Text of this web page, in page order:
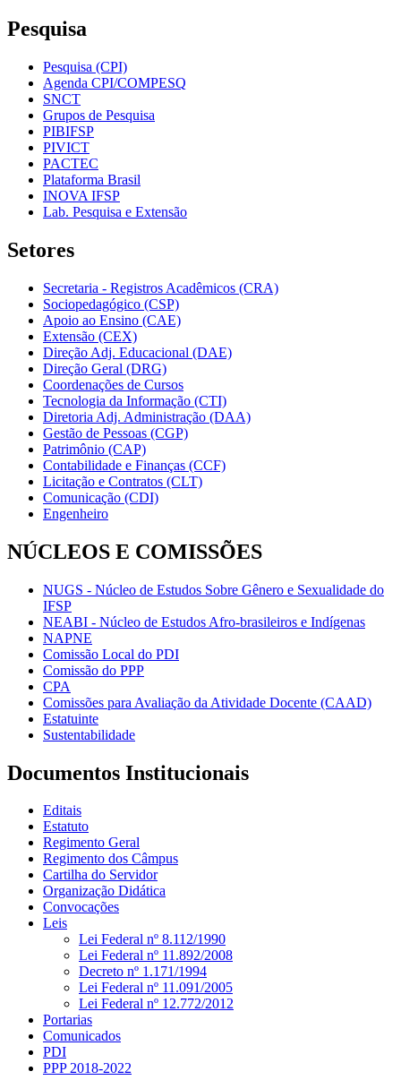
Pesquisa
Pesquisa (CPI)
Agenda CPI/COMPESQ
SNCT
Grupos de Pesquisa
PIBIFSP
PIVICT
PACTEC
Plataforma Brasil
INOVA IFSP
Lab. Pesquisa e Extensão
Setores
Secretaria - Registros Acadêmicos (CRA)
Sociopedagógico (CSP)
Apoio ao Ensino (CAE)
Extensão (CEX)
Direção Adj. Educacional (DAE)
Direção Geral (DRG)
Coordenações de Cursos
Tecnologia da Informação (CTI)
Diretoria Adj. Administração (DAA)
Gestão de Pessoas (CGP)
Patrimônio (CAP)
Contabilidade e Finanças (CCF)
Licitação e Contratos (CLT)
Comunicação (CDI)
Engenheiro
NÚCLEOS E COMISSÕES
NUGS - Núcleo de Estudos Sobre Gênero e Sexualidade do
IFSP
NEABI - Núcleo de Estudos Afro-brasileiros e Indígenas
NAPNE
Comissão Local do PDI
Comissão do PPP
CPA
Comissões para Avaliação da Atividade Docente (CAAD)
Estatuinte
Sustentabilidade
Documentos Institucionais
Editais
Estatuto
Regimento Geral
Regimento dos Câmpus
Cartilha do Servidor
Organização Didática
Convocações
Leis
Lei Federal nº 8.112/1990
Lei Federal nº 11.892/2008
Decreto nº 1.171/1994
Lei Federal nº 11.091/2005
Lei Federal nº 12.772/2012
Portarias
Comunicados
PDI
PPP 2018-2022